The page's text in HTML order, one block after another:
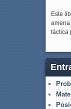
Este
táctica